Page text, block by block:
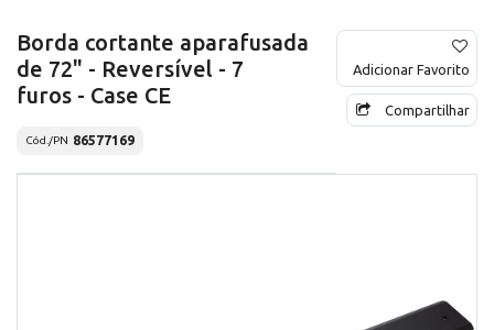
Borda cortante aparafusada
de 72" - Reversível - 7
furos - Case CE
Cód./PN 86577169
Adicionar Favorito
Compartilhar